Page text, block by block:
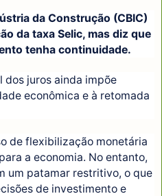
da Construção (CBIC)
da taxa Selic, mas diz que
tenha continuidade.
dos juros ainda impõe
econômica e à retomada
de flexibilização monetária
a economia. No entanto,
um patamar restritivo, o que
de investimento e